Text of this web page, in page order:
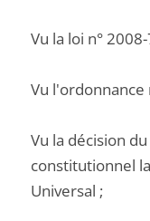
Vu la loi n°
Vu l'ordonnance
Vu la décision
constitutionnel
Universal ;